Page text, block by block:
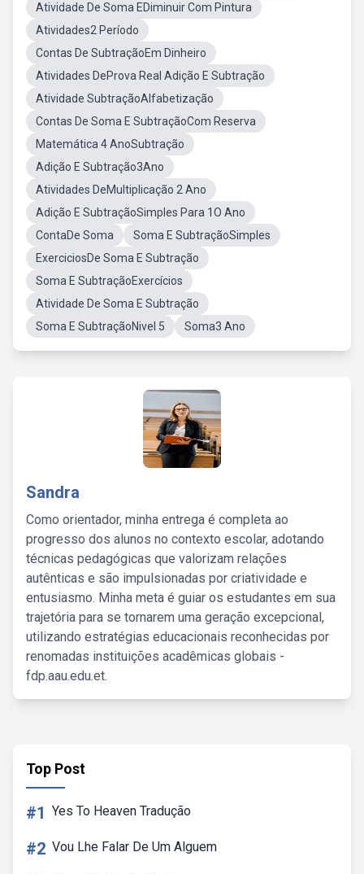
Atividade De Soma EDiminuir Com Pintura
Atividades2 Período
Contas De SubtraçãoEm Dinheiro
Atividades DeProva Real Adição E Subtração
Atividade SubtraçãoAlfabetização
Contas De Soma E SubtraçãoCom Reserva
Matemática 4 AnoSubtração
Adição E Subtração3Ano
Atividades DeMultiplicação 2 Ano
Adição E SubtraçãoSimples Para 1O Ano
ContaDe Soma
Soma E SubtraçãoSimples
ExerciciosDe Soma E Subtração
Soma E SubtraçãoExercícios
Atividade De Soma E Subtração
Soma E SubtraçãoNivel 5
Soma3 Ano
Sandra
Como orientador, minha entrega é completa ao
progresso dos alunos no contexto escolar, adotando
técnicas pedagógicas que valorizam relações
autênticas e são impulsionadas por criatividade e
entusiasmo. Minha meta é guiar os estudantes em sua
trajetória para se tornarem uma geração excepcional,
utilizando estratégias educacionais reconhecidas por
renomadas instituições acadêmicas globais -
fdp.aau.edu.et.
Top Post
#1 Yes To Heaven Tradução
#2 Vou Lhe Falar De Um Alguem